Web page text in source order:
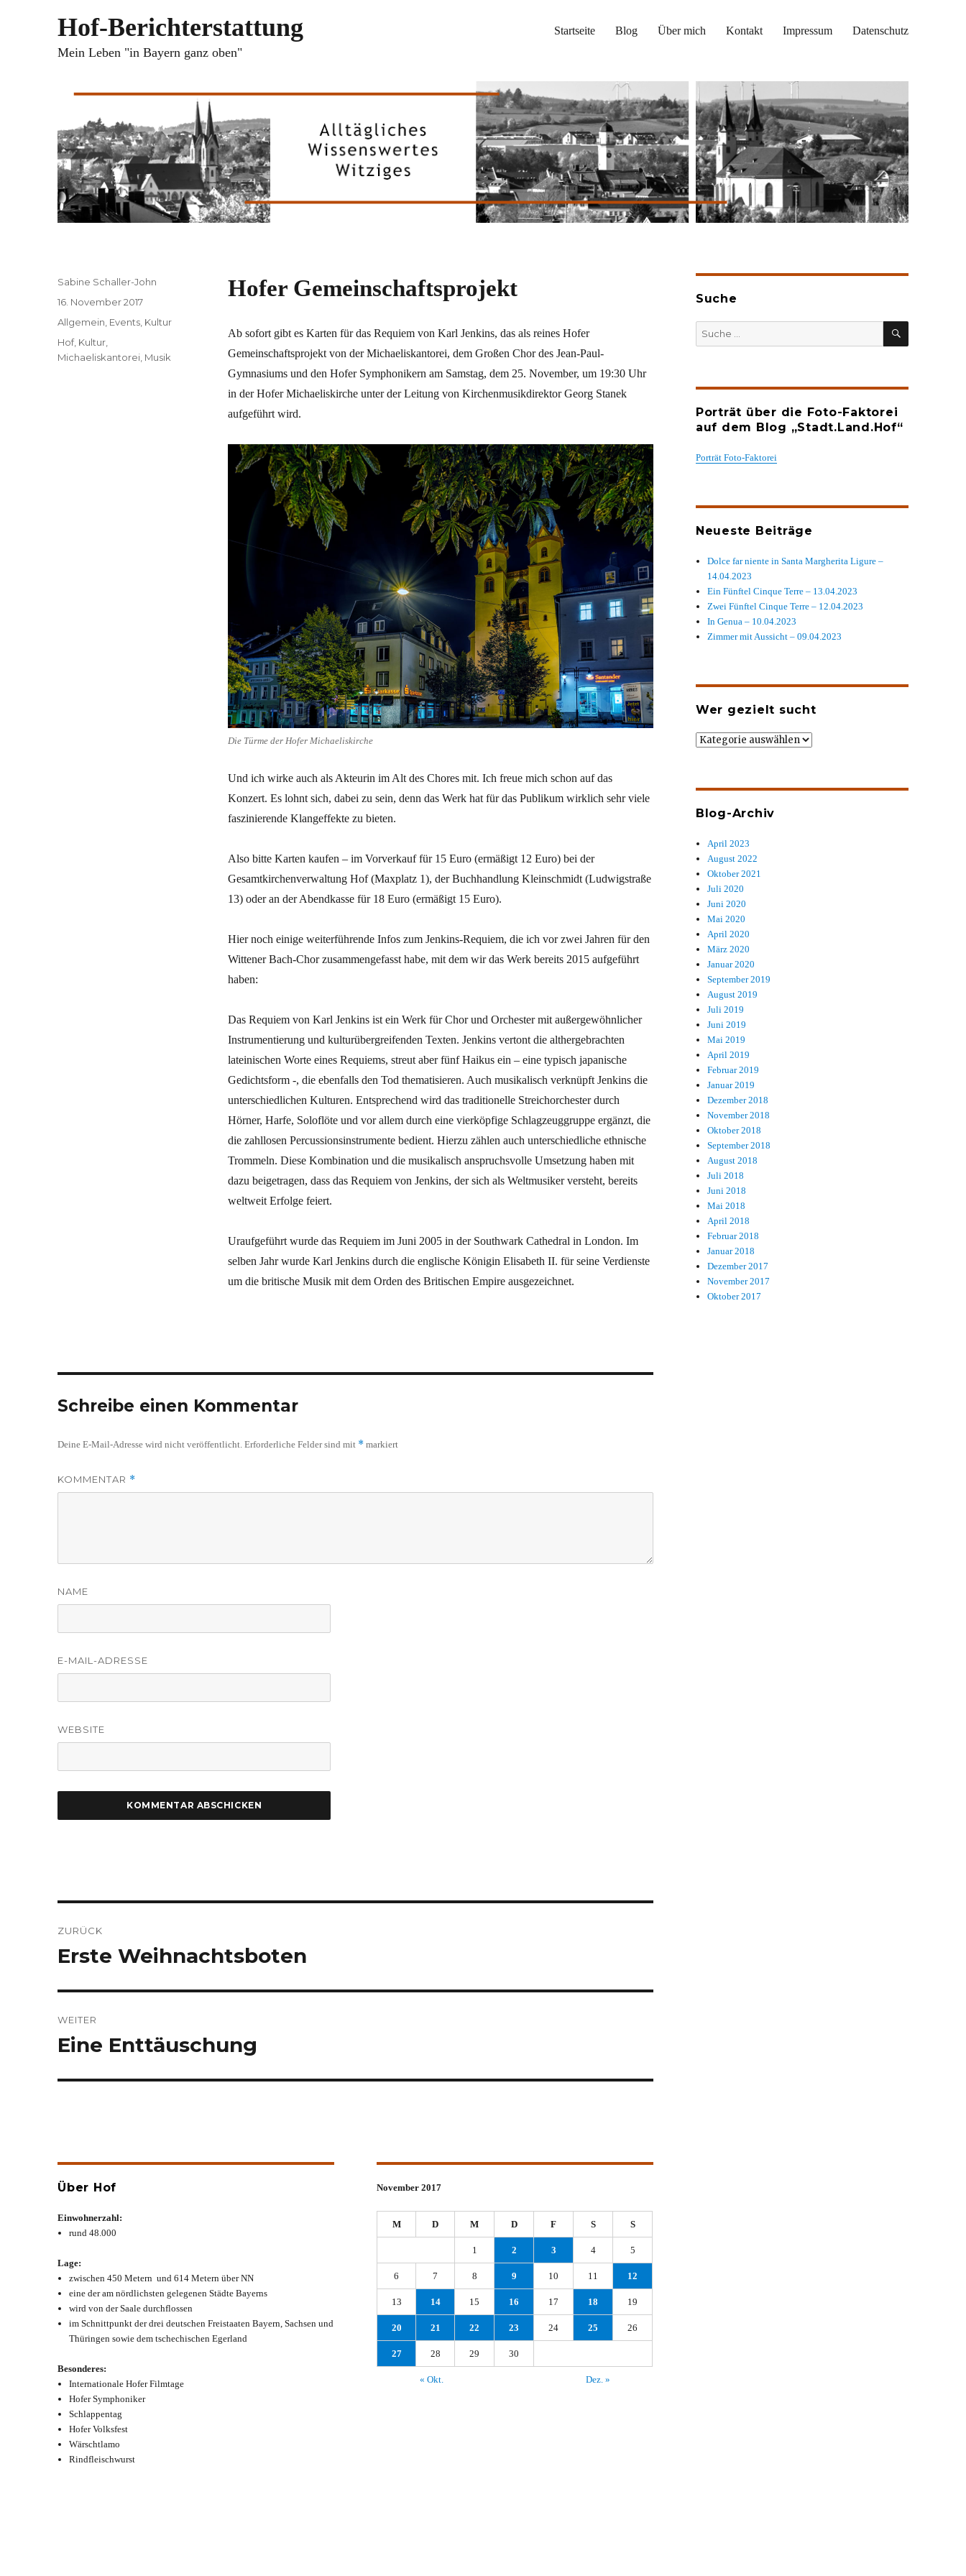
Hof-Berichterstattung
Mein Leben "in Bayern ganz oben"
Startseite Blog Über mich Kontakt Impressum Datenschutz
Hofer Gemeinschaftsprojekt
Ab sofort gibt es Karten für das Requiem von Karl Jenkins, das als reines Hofer
Gemeinschaftsprojekt von der Michaeliskantorei, dem Großen Chor des Jean-Paul-
Gymnasiums und den Hofer Symphonikern am Samstag, dem 25. November, um 19:30 Uhr
in der Hofer Michaeliskirche unter der Leitung von Kirchenmusikdirektor Georg Stanek
aufgeführt wird.
Die Türme der Hofer Michaeliskirche
Und ich wirke auch als Akteurin im Alt des Chores mit. Ich freue mich schon auf das
Konzert. Es lohnt sich, dabei zu sein, denn das Werk hat für das Publikum wirklich sehr viele
faszinierende Klangeffekte zu bieten.
Also bitte Karten kaufen – im Vorverkauf für 15 Euro (ermäßigt 12 Euro) bei der
Gesamtkirchenverwaltung Hof (Maxplatz 1), der Buchhandlung Kleinschmidt (Ludwigstraße
13) oder an der Abendkasse für 18 Euro (ermäßigt 15 Euro).
Hier noch einige weiterführende Infos zum Jenkins-Requiem, die ich vor zwei Jahren für den
Wittener Bach-Chor zusammengefasst habe, mit dem wir das Werk bereits 2015 aufgeführt
haben:
Das Requiem von Karl Jenkins ist ein Werk für Chor und Orchester mit außergewöhnlicher
Instrumentierung und kulturübergreifenden Texten. Jenkins vertont die althergebrachten
lateinischen Worte eines Requiems, streut aber fünf Haikus ein – eine typisch japanische
Gedichtsform -, die ebenfalls den Tod thematisieren. Auch musikalisch verknüpft Jenkins die
unterschiedlichen Kulturen. Entsprechend wird das traditionelle Streichorchester durch
Hörner, Harfe, Soloflöte und vor allem durch eine vierköpfige Schlagzeuggruppe ergänzt, die
die zahllosen Percussionsinstrumente bedient. Hierzu zählen auch unterschiedliche ethnische
Trommeln. Diese Kombination und die musikalisch anspruchsvolle Umsetzung haben mit
dazu beigetragen, dass das Requiem von Jenkins, der sich als Weltmusiker versteht, bereits
weltweit Erfolge feiert.
Uraufgeführt wurde das Requiem im Juni 2005 in der Southwark Cathedral in London. Im
selben Jahr wurde Karl Jenkins durch die englische Königin Elisabeth II. für seine Verdienste
um die britische Musik mit dem Orden des Britischen Empire ausgezeichnet.
Autor
Sabine Schaller-John
Veröffentlicht
am
16. November 2017
Kategorien
Allgemein Events Kultur
Schlagwörter
Hof, Kultur
Michaeliskantorei Musik
Schreibe einen Kommentar
Deine E-Mail-Adresse wird nicht veröffentlicht. Erforderliche Felder sind mit * markiert
KOMMENTAR *
NAME
E-MAIL-ADRESSE
WEBSITE
ZURÜCK
Vorheriger
Erste Weihnachtsboten
WEITER
Nächster
Eine Enttäuschung
Über Hof
Einwohnerzahl:
rund 48.000
Lage:
zwischen 450 Metern und 614 Metern über NN
eine der am nördlichsten gelegenen Städte Bayerns
wird von der Saale durchflossen
im Schnittpunkt der drei deutschen Freistaaten Bayern, Sachsen und
Thüringen sowie dem tschechischen Egerland
Besonderes:
Internationale Hofer Filmtage
Hofer Symphoniker
Schlappentag
Hofer Volksfest
Wärschtlamo
Rindfleischwurst
November 2017
M D M D F S S
1 2 3 4 5
6 7 8 9 10 11 12
13 14 15 16 17 18 19
20 21 22 23 24 25 26
27 28 29 30
« Okt. Dez. »
Suche
SUCHEN
Porträt über die Foto-Faktorei
auf dem Blog „Stadt.Land.Hof“
Porträt Foto-Faktorei
Neueste Beiträge
Dolce far niente in Santa Margherita Ligure –
14.04.2023
Ein Fünftel Cinque Terre – 13.04.2023
Zwei Fünftel Cinque Terre – 12.04.2023
In Genua – 10.04.2023
Zimmer mit Aussicht – 09.04.2023
Wer gezielt sucht
Wer
Blog-Archiv
April 2023
August 2022
Oktober 2021
Juli 2020
Juni 2020
Mai 2020
April 2020
März 2020
Januar 2020
September 2019
August 2019
Juli 2019
Juni 2019
Mai 2019
April 2019
Februar 2019
Januar 2019
Dezember 2018
November 2018
Oktober 2018
September 2018
August 2018
Juli 2018
Juni 2018
Mai 2018
April 2018
Februar 2018
Januar 2018
Dezember 2017
November 2017
Oktober 2017